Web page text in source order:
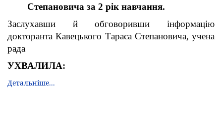
Степановича за 2 рік навчання.
Заслухавши й обговоривши інформацію
докторанта Кавецького Тараса Степановича, учена
рада
УХВАЛИЛА:
Детальніше...